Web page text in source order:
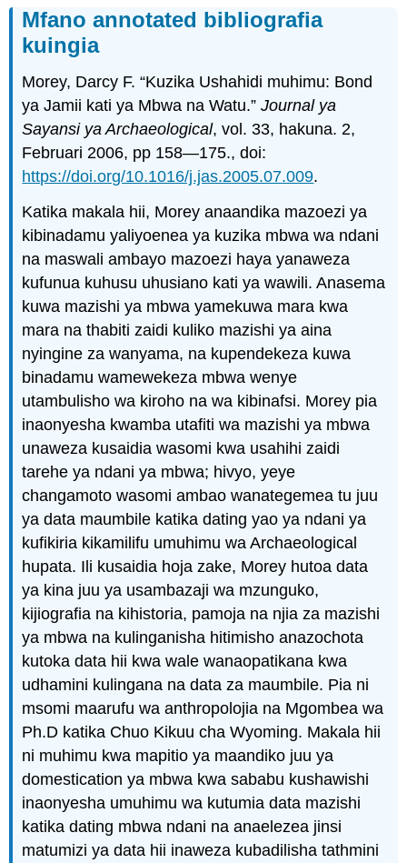
bibliografia
Zoezi
la
Majina
Mfano annotated bibliografia
kuingia
Morey, Darcy F. “Kuzika Ushahidi muhimu: Bond
ya Jamii kati ya Mbwa na Watu.”Journal ya
Sayansi ya Archaeological, vol. 33, hakuna. 2,
Februari 2006, pp 158—175., doi:
https://doi.org/10.1016/j.jas.2005.07.009.
Katika makala hii, Morey anaandika mazoezi ya
kibinadamu yaliyoenea ya kuzika mbwa wa ndani
na maswali ambayo mazoezi haya yanaweza
kufunua kuhusu uhusiano kati ya wawili. Anasema
kuwa mazishi ya mbwa yamekuwa mara kwa
mara na thabiti zaidi kuliko mazishi ya aina
nyingine za wanyama, na kupendekeza kuwa
binadamu wamewekeza mbwa wenye
utambulisho wa kiroho na wa kibinafsi. Morey pia
inaonyesha kwamba utafiti wa mazishi ya mbwa
unaweza kusaidia wasomi kwa usahihi zaidi
tarehe ya ndani ya mbwa; hivyo, yeye
changamoto wasomi ambao wanategemea tu juu
ya data maumbile katika dating yao ya ndani ya
kufikiria kikamilifu umuhimu wa Archaeological
hupata. Ili kusaidia hoja zake, Morey hutoa data
ya kina juu ya usambazaji wa mzunguko,
kijiografia na kihistoria, pamoja na njia za mazishi
ya mbwa na kulinganisha hitimisho anazochota
kutoka data hii kwa wale wanaopatikana kwa
udhamini kulingana na data za maumbile. Pia ni
msomi maarufu wa anthropolojia na Mgombea wa
Ph.D katika Chuo Kikuu cha Wyoming. Makala hii
ni muhimu kwa mapitio ya maandiko juu ya
domestication ya mbwa kwa sababu kushawishi
inaonyesha umuhimu wa kutumia data mazishi
katika dating mbwa ndani na anaelezea jinsi
matumizi ya data hii inaweza kubadilisha tathmini